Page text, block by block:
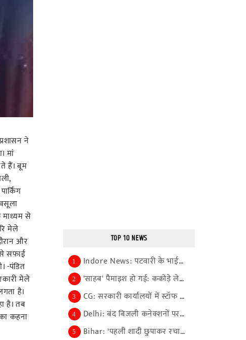
ने
मां
हैं। बूम
माध्यम से
मेले
और
सफाई
-पंडित
मेले
है।
है। तब
कहना
TOP 10 NEWS
1 Indore News: पटवारी के भाईयों से बार-बार पूछताछ से...
2 'साहब' पैमाइश हो गई: ककोड़े लेकर डीएम का आभार जतान...
3 CG: सरकारी कार्यालयों में स्टॉफ की कमी होगी दूर, प...
4 Delhi: बंद बिजली कनेक्शनों पर बांट दी 42.26 करोड़ ...
5 Bihar: 'पहली शादी छुपाकर रचाया दूसरा ब्याह', दो पत...